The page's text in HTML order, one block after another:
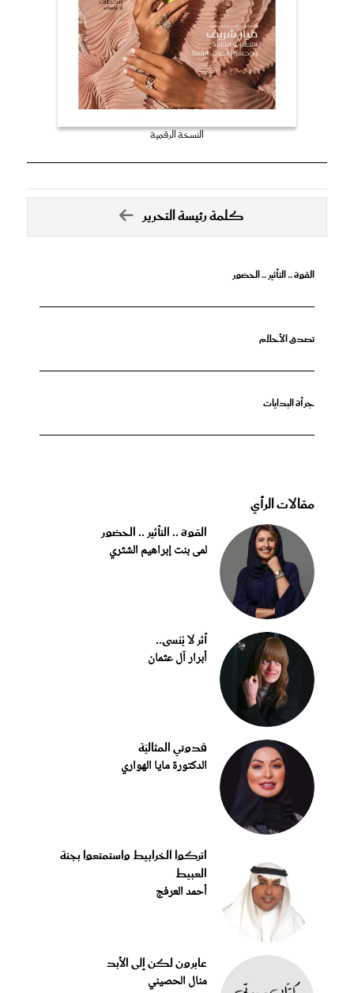
النسخة الرقمية
كلمة رئيسة التحرير
القوة .. التأثير .. الحضور
تصدق الأحلام
جرأة البدايات
مقالات الرأي
القوة .. التأثير .. الحضور
لمى بنت إبراهيم الشثري
أثر لا يُنسى..
أبرار آل عثمان
قدوتي المثاليّة
الدكتورة مايا الهواري
اتركوا الخرابيط واستمتعوا بجنة
العبيط
أحمد العرفج
عابرون لكن إلى الأبد
منال الحصيني